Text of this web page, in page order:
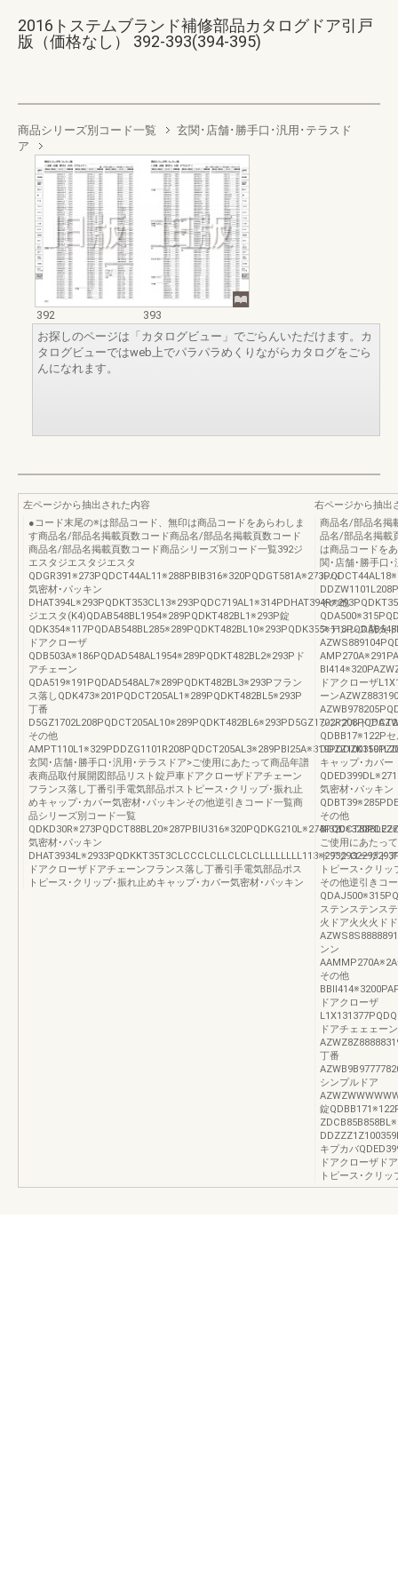
2016トステムブランド補修部品カタログドア引戸
版（価格なし） 392-393(394-395)
商品シリーズ別コード一覧
玄関･店舗･勝手口･汎用･テラスド
ア
392
393
お探しのページは「カタログビュー」でごらんいただけます。カ
タログビューではweb上でパラパラめくりながらカタログをごら
んになれます。
左ページから抽出された内容
●コード末尾の※は部品コード、無印は商品コードをあらわしま
す商品名/部品名掲載頁数コード商品名/部品名掲載頁数コード
商品名/部品名掲載頁数コード商品シリーズ別コード一覧392ジ
エスタジエスタジエスタ
気密材･パッキン
ジエスタ(K4)QDAB548BL1954※289PQDKT482BL1※293P錠
ドアクローザ
QDB503A※186PQDAD548AL1954※289PQDKT482BL2※293Pド
アチェーン
QDA519※191PQDAD548AL7※289PQDKT482BL3※293Pフラン
ス落しQDK473※201PQDCT205AL1※289PQDKT482BL5※293P
丁番
その他
玄関･店舗･勝手口･汎用･テラスドア>ご使用にあたって商品年譜
表商品取付展開図部品リスト錠戸車ドアクローザドアチェーン
フランス落し丁番引手電気部品ポストピース･クリップ･振れ止
めキャップ･カバー気密材･パッキンその他逆引きコード一覧商
品シリーズ別コード一覧
気密材･パッキン
ドアクローザドアチェーンフランス落し丁番引手電気部品ポス
トピース･クリップ･振れ止めキャップ･カバー気密材･パッキン
右ページから抽出
商品名/部品名掲
品名/部品名掲載
は商品コードを
関･店舗･勝手口･
ルバ
その他
ステンレス防火
ドアクローザ
ーン
シンプルドア
QDBB17※122P
キャップ･カバー
気密材･パッキン
その他
ご使用にあたっ
ドアクローザド
トピース･クリ
その他逆引きコ
ステンステンス
火ドア火火火ド
ンン
その他
ドアクローザ
ドアチェェェーン
丁番
シンプルドア
錠
キプカバ
ドアクローザド
トピース･クリ